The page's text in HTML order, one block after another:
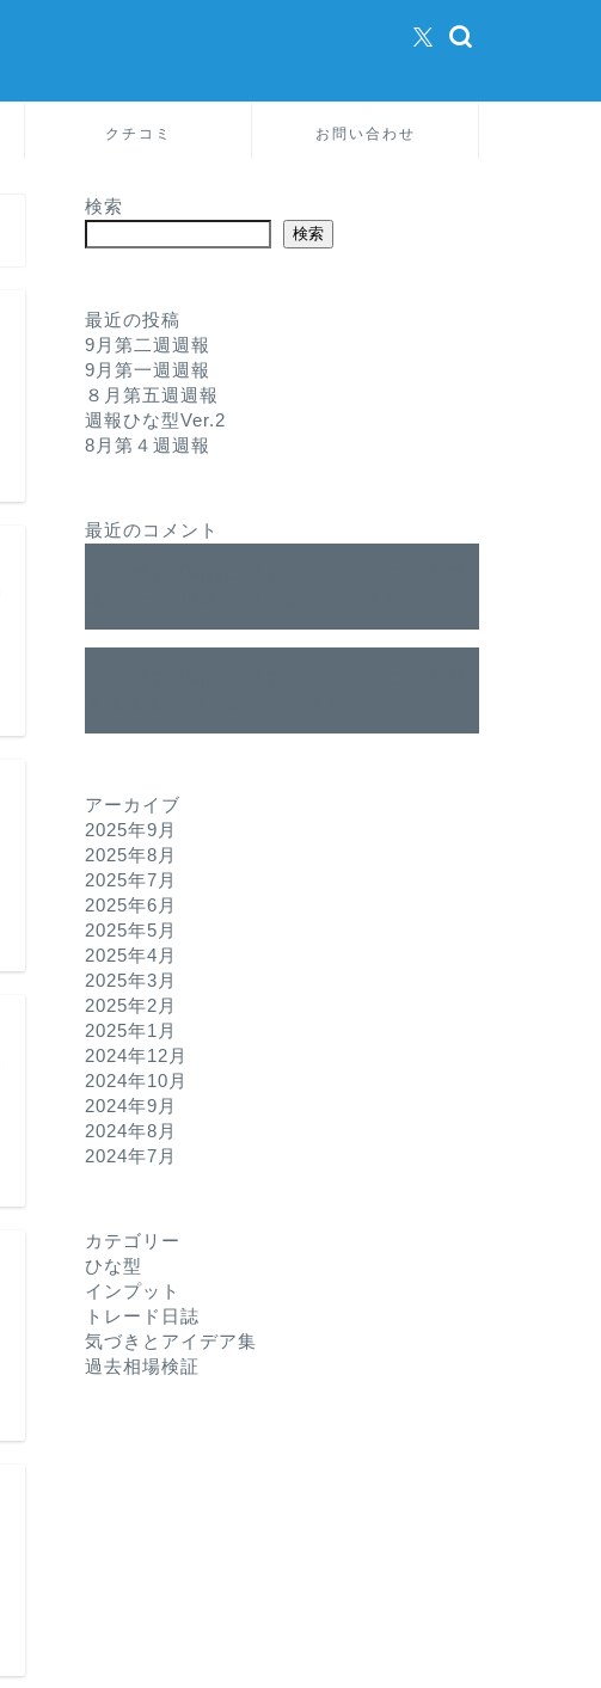
クチコミ お問い合わせ
検索
検索
最近の投稿
9月第二週週報
9月第一週週報
８月第五週週報
週報ひな型Ver.2
8月第４週週報
最近のコメント
アーカイブ
2025年9月
2025年8月
2025年7月
2025年6月
2025年5月
2025年4月
2025年3月
2025年2月
2025年1月
2024年12月
2024年10月
2024年9月
2024年8月
2024年7月
カテゴリー
ひな型
インプット
トレード日誌
気づきとアイデア集
過去相場検証